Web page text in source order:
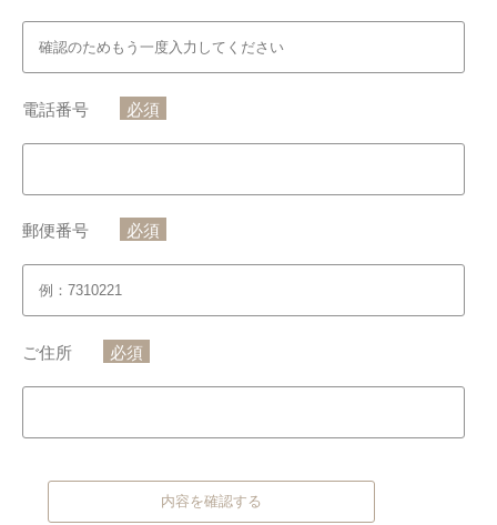
電話番号 必須
郵便番号 必須
ご住所 必須